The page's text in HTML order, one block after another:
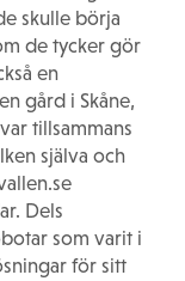
skulle börja
de tycker gör
en
gård i Skåne,
tillsammans
själva och
Dels
som varit i
för sitt